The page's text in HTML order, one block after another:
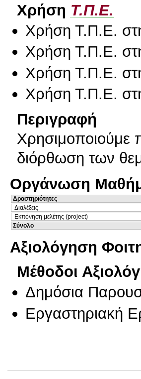
Χρήση Τ.Π.Ε.
Χρήση Τ.Π.Ε.
Χρήση Τ.Π.Ε.
Χρήση Τ.Π.Ε.
Χρήση Τ.Π.Ε.
Περιγραφή
Χρησιμοποιούμε
διόρθωση των
Οργάνωση
Δραστηριότητες
Διαλέξεις
Εκπόνηση μελέτης (project)
Σύνολο
Αξιολόγηση
Μέθοδοι
Δημόσια
Εργαστηριακή